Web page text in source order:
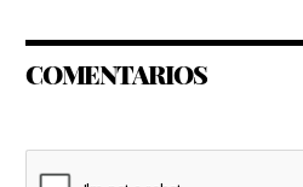
COMENTARIOS